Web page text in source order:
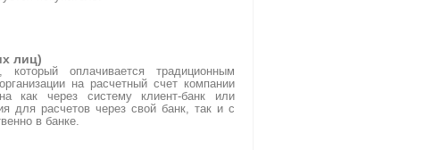
лиц)
оплачивается традиционным
на расчетный счет компании
как через систему клиент-банк или
для расчетов через свой банк, так и с
в банке.